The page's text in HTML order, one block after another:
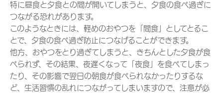
特に昼食と夕食との間が開いてしまうと、夕食の食べ過ぎに
つながる恐れがあります。
このようなときには、軽めのおやつを「間食」としてとるこ
とで、夕食の食べ過ぎ防止につなげることができます。
他方、おやつをとり過ぎてしまうと、きちんとした夕食が食
べられず、その結果、夜遅くなって「夜食」を食べてしまっ
たり、その影響で翌日の朝食が食べられなかったりするな
ど、生活習慣の乱れにつながってしまいますので、注意が必